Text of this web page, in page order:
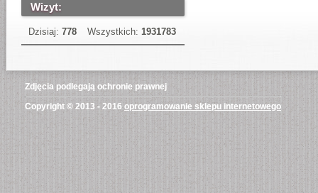
Wizyt:
Dzisiaj: 778 Wszystkich: 1931783
Zdjęcia podlegają ochronie prawnej
Copyright © 2013 - 2016 oprogramowanie sklepu internetowego